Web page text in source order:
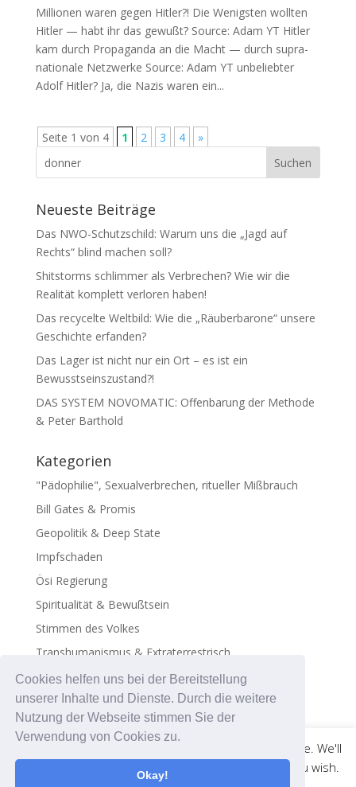
Cookies helfen uns bei der Bereitstellung
unserer Inhalte und Dienste. Durch die weitere
Nutzung der Webseite stimmen Sie der
Verwendung von Cookies zu.
Okay!
Millionen waren gegen Hitler?! Die Wenigs­ten woll­ten
Hit­ler — habt ihr das gewußt? Source: Adam YT Hit­ler
kam durch Pro­pa­gan­da an die Macht — durch supra­
na­tio­na­le Netzwerke Source: Adam YT unbe­lieb­ter
Adolf Hitler? Ja, die Nazis waren ein...
Seite 1 von 4 1 2 3 4 »
Neueste Beiträge
Das NWO-Schutzschild: Warum uns die „Jagd auf
Rechts“ blind machen soll?
Shitstorms schlimmer als Verbrechen? Wie wir die
Realität komplett verloren haben!
Das recycelte Weltbild: Wie die „Räuberbarone“ unsere
Geschichte erfanden?
Das Lager ist nicht nur ein Ort – es ist ein
Bewusstseinszustand?!
DAS SYSTEM NOVOMATIC: Offenbarung der Methode
& Peter Barthold
Kategorien
"Pädophilie", Sexualverbrechen, ritueller Mißbrauch
Bill Gates & Promis
Geopolitik & Deep State
Impfschaden
Ösi Regierung
Spiritualität & Bewußtsein
Stimmen des Volkes
Transhumanismus & Extraterrestrisch
Virus - Exosomen
© medicalweb.solutions | +43 676 501 52 58 |
This website uses cookies to improve your experience. We'll
assume you're ok with this, but you can opt-out if you wish.